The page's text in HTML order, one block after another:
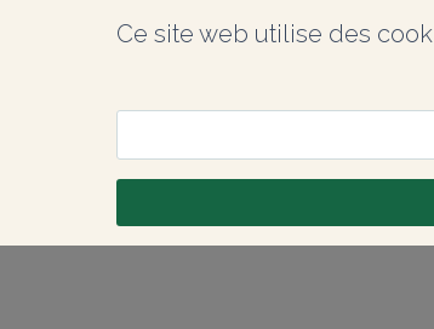
Ce site web utilise des